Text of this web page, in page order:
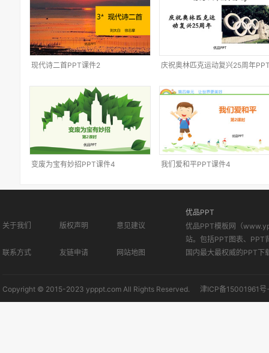
现代诗二首PPT课件2
庆祝奥林匹克运动复兴25周年
变废为宝有妙招PPT课件4 我们爱和平PPT课件4
关于我们 版权声明 意见建议
联系方式 友链申请 网站地图
优品PPT
优品PPT模板网（
站。包括PPT图表、PPT
国内最大最权威的PPT下
Copyright © 2015-2023 ypppt.com All Rights Reserved. 津ICP备15001961号